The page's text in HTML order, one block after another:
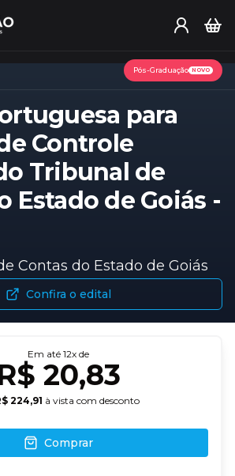
Pós-Graduação NOVO
para
Controle
Tribunal de
Estado de Goiás -
Contas do Estado de Goiás
Confira o edital
Em até 12x de
20,83
224,91 à vista com desconto
Comprar